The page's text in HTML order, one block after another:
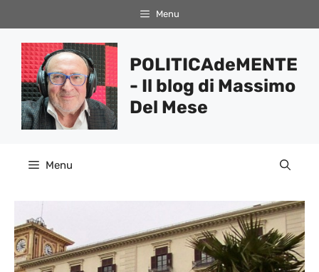
al
contenuto
Menu
POLITICAdeMENTE
- Il blog di Massimo
Del Mese
Menu